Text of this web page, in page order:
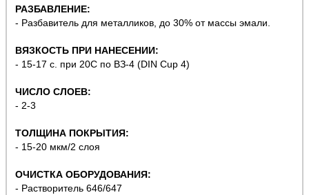
РАЗБАВЛЕНИЕ:
- Разбавитель для металликов, до 30% от массы эмали.
ВЯЗКОСТЬ ПРИ НАНЕСЕНИИ:
- 15-17 с. при 20С по ВЗ-4 (DIN Cup 4)
ЧИСЛО СЛОЕВ:
- 2-3
ТОЛЩИНА ПОКРЫТИЯ:
- 15-20 мкм/2 слоя
ОЧИСТКА ОБОРУДОВАНИЯ:
- Растворитель 646/647